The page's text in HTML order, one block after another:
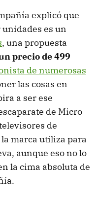
explicó que
es un
, una propuesta
precio de 499
de numerosas
las cosas en
a ser ese
de Micro
de
marca utiliza para
aunque eso no lo
la cima absoluta de